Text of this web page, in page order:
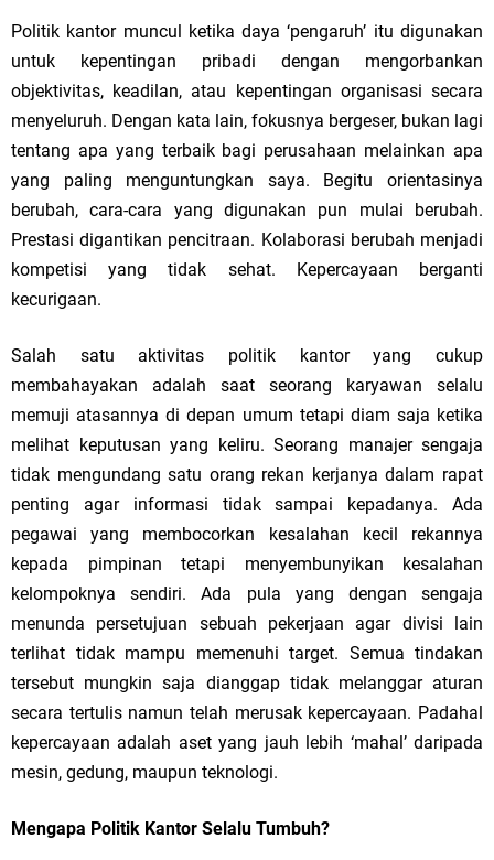
Politik kantor muncul ketika daya ‘pengaruh’ itu digunakan
untuk kepentingan pribadi dengan mengorbankan
objektivitas, keadilan, atau kepentingan organisasi secara
menyeluruh. Dengan kata lain, fokusnya bergeser, bukan lagi
tentang apa yang terbaik bagi perusahaan melainkan apa
yang paling menguntungkan saya. Begitu orientasinya
berubah, cara-cara yang digunakan pun mulai berubah.
Prestasi digantikan pencitraan. Kolaborasi berubah menjadi
kompetisi yang tidak sehat. Kepercayaan berganti
kecurigaan.
Salah satu aktivitas politik kantor yang cukup
membahayakan adalah saat seorang karyawan selalu
memuji atasannya di depan umum tetapi diam saja ketika
melihat keputusan yang keliru. Seorang manajer sengaja
tidak mengundang satu orang rekan kerjanya dalam rapat
penting agar informasi tidak sampai kepadanya. Ada
pegawai yang membocorkan kesalahan kecil rekannya
kepada pimpinan tetapi menyembunyikan kesalahan
kelompoknya sendiri. Ada pula yang dengan sengaja
menunda persetujuan sebuah pekerjaan agar divisi lain
terlihat tidak mampu memenuhi target. Semua tindakan
tersebut mungkin saja dianggap tidak melanggar aturan
secara tertulis namun telah merusak kepercayaan. Padahal
kepercayaan adalah aset yang jauh lebih ‘mahal’ daripada
mesin, gedung, maupun teknologi.
Mengapa Politik Kantor Selalu Tumbuh?